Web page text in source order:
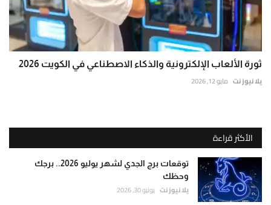
ثورة الألعاب الإلكترونية والذكاء الاصطناعي في الكويت 2026
يلا نيوز نت مايو 12, 2026
الأكثر قراءة
توقعات برج الجدي لشهر يوليو 2026.. برجك
وحظك
يلا نيوز نت يونيو 30, 2026